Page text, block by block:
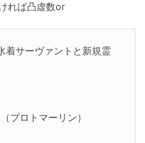
れば凸虚数or
着サーヴァントと新規霊
プロトマーリン）